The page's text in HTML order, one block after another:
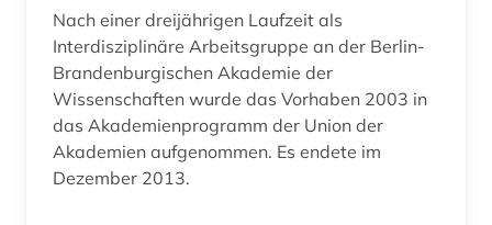
Nach einer dreijährigen Laufzeit als
Interdisziplinäre Arbeitsgruppe an der Berlin-
Brandenburgischen Akademie der
Wissenschaften wurde das Vorhaben 2003 in
das Akademienprogramm der Union der
Akademien aufgenommen. Es endete im
Dezember 2013.